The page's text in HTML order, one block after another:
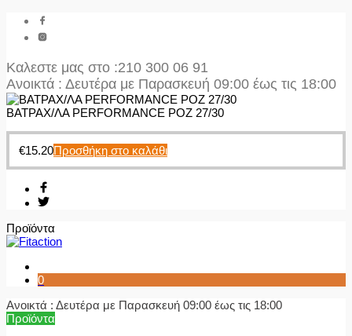
Καλεστε μας στο :210 300 06 91
Ανοικτά : Δευτέρα με Παρασκευή 09:00 έως τις 18:00
ΒΑΤΡΑΧ/ΛΑ PERFORMANCE ΡΟΖ 27/30
€15.20Προσθήκη στο καλάθι
Προϊόντα
0
Ανοικτά : Δευτέρα με Παρασκευή 09:00 έως τις 18:00
Προϊόντα